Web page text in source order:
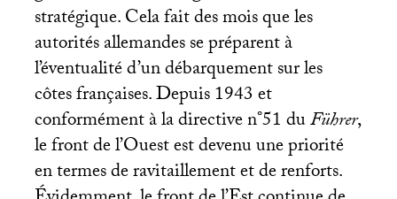
stratégique. Cela fait des mois que les
autorités allemandes se préparent à
l’éventualité d’un débarquement sur les
côtes françaises. Depuis 1943 et
conformément à la directive n°51 duFührer,
le front de l’Ouest est devenu une priorité
en termes de ravitaillement et de renforts.